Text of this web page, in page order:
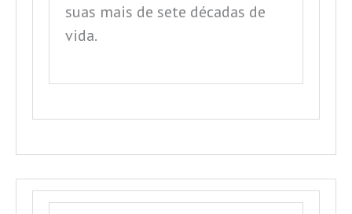
suas mais de sete décadas de
vida.